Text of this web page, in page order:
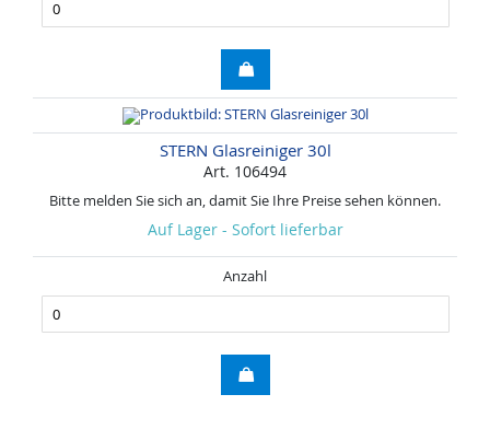
STERN Glasreiniger 30l
Art. 106494
Bitte melden Sie sich an, damit Sie Ihre Preise sehen können.
Auf Lager - Sofort lieferbar
Anzahl